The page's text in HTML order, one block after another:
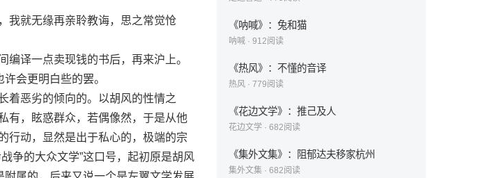
就无缘再亲聆教诲，思之常觉怆
译一点卖现钱的书后，再来沪上。
会更明白些的罢。
恶劣的倾向的。以胡风的性情之
有，眩惑群众，若偶像然，于是从他
行动，显然是出于私心的，极端的宗
争的大众文学”这口号，起初原是胡风
《呐喊》：兔和猫
呐喊 · 912阅读
《热风》：不懂的音译
热风 · 779阅读
《花边文学》：推己及人
花边文学 · 682阅读
《集外文集》：阻郁达夫移家杭州
集外文集 · 682阅读